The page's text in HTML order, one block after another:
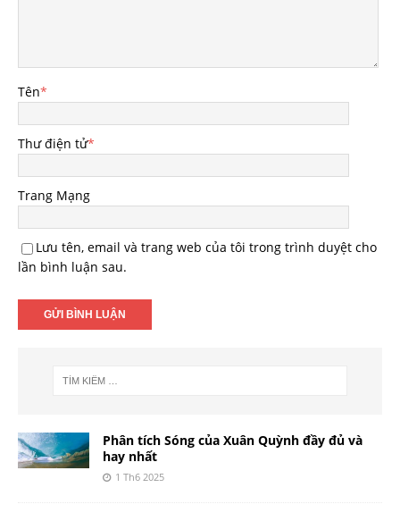
Tên*
Thư điện tử*
Trang Mạng
Lưu tên, email và trang web của tôi trong trình duyệt cho
lần bình luận sau.
Phân tích Sóng của Xuân Quỳnh đầy đủ và
hay nhất
1 Th6 2025